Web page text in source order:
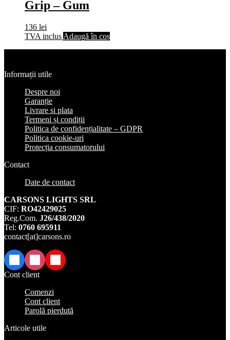
Grip – Gum
136 lei
TVA inclus Adaugă în coș
Informații utile
Despre noi
Garanție
Livrare si plata
Termeni și condiții
Politica de confidențialitate – GDPR
Politica cookie-uri
Protecția consumatorului
Contact
Date de contact
CARSONS LIGHTS SRL
CIF: RO42429025
Reg.Com. J26/438/2020
Tel: 0760 695911
contact[at]carsons.ro
FacebookInstagramTikTok
Cont client
Comenzi
Cont client
Parolă pierdută
Articole utile